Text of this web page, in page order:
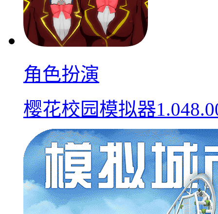
角色扮演
樱花校园模拟器